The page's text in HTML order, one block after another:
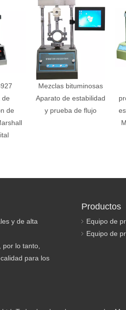
de
de
Mezclas bituminosas
Aparato de estabilidad
y prueba de flujo
y de alta
lo tanto,
para los
Productos
Equipo de
Equipo de